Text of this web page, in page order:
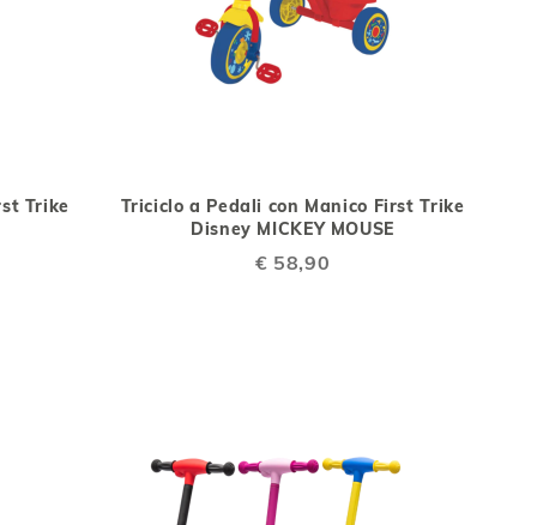
Trike
Triciclo a Pedali con Manico First Trike
Disney MICKEY MOUSE
€ 58,90
LISTA
DESIDERI
CONFRONTO